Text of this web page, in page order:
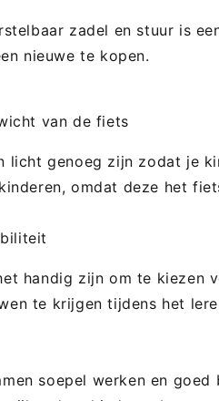
zadel en stuur is
nieuwe te kopen.
van de fiets
licht genoeg zijn zodat je
omdat deze het
handig zijn om te
te krijgen tijdens het
soepel werken en